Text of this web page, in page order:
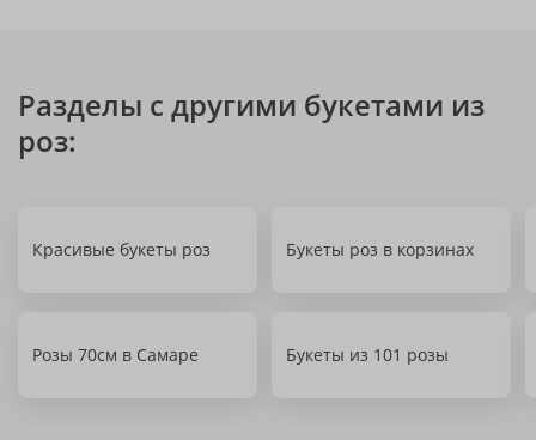
Разделы с другими букетами из
роз:
Красивые букеты роз Букеты роз в корзинах
Розы 70см в Самаре Букеты из 101 розы